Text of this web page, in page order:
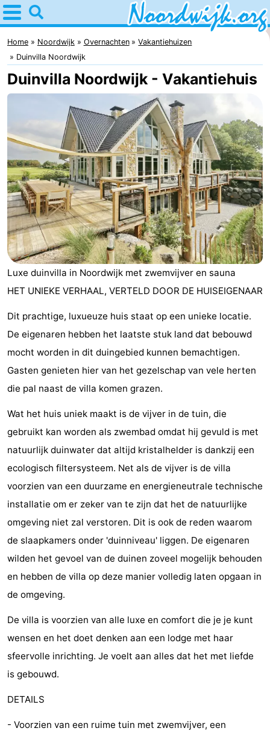
Home
Noordwijk
Tips
Voor
kinderen
Overnachten
Appartementen
Bed
(&
breakfasts)
Campings
Hotels
Vakantiehuizen
-
De
Gouden
Spar
-
De
Noordduinen
-
Duinresort
Dunimar
-
Noordwijkse
Duinen
-
Parc
du
Soleil
Last
minutes
Strand
Zien
&
doen
Bezienswaardigheden
-
Musea
-
Monumenten
-
-
Binnenspeeltuinen
Home Noordwijk Overnachten
Vakantiehuizen
Duinvilla Noordwijk
Duinvilla Noordwijk - Vakantiehuis
Luxe duinvilla in Noordwijk met zwemvijver en sauna
HET UNIEKE VERHAAL, VERTELD DOOR DE HUISEIGENAAR
Dit prachtige, luxueuze huis staat op een unieke locatie.
De eigenaren hebben het laatste stuk land dat bebouwd
mocht worden in dit duingebied kunnen bemachtigen.
Gasten genieten hier van het gezelschap van vele herten
die pal naast de villa komen grazen.
Wat het huis uniek maakt is de vijver in de tuin, die
gebruikt kan worden als zwembad omdat hij gevuld is met
natuurlijk duinwater dat altijd kristalhelder is dankzij een
ecologisch filtersysteem. Net als de vijver is de villa
voorzien van een duurzame en energieneutrale technische
installatie om er zeker van te zijn dat het de natuurlijke
omgeving niet zal verstoren. Dit is ook de reden waarom
de slaapkamers onder 'duinniveau' liggen. De eigenaren
wilden het gevoel van de duinen zoveel mogelijk behouden
en hebben de villa op deze manier volledig laten opgaan in
de omgeving.
De villa is voorzien van alle luxe en comfort die je je kunt
wensen en het doet denken aan een lodge met haar
sfeervolle inrichting. Je voelt aan alles dat het met liefde
is gebouwd.
DETAILS
- Voorzien van een ruime tuin met zwemvijver, een